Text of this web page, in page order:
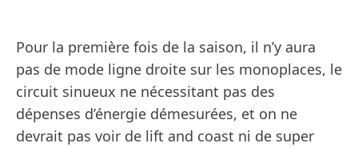
Pour la première fois de la saison, il n’y aura
pas de mode ligne droite sur les monoplaces, le
circuit sinueux ne nécessitant pas des
dépenses d’énergie démesurées, et on ne
devrait pas voir de lift and coast ni de super